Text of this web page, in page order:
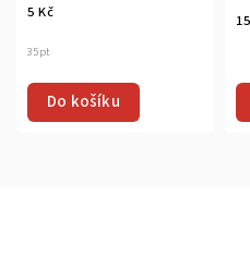
5 Kč
Do košíku